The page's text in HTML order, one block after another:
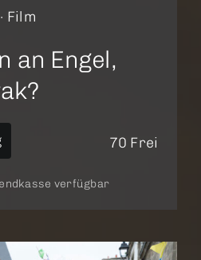
Film
an Engel,
70 Frei
verfügbar